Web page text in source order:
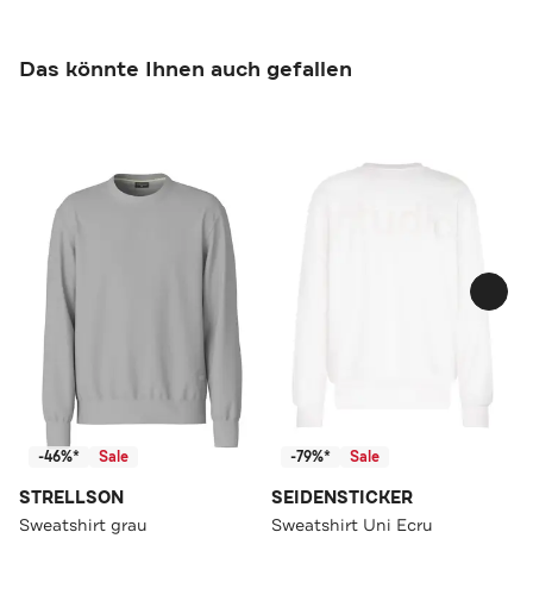
Das könnte Ihnen auch gefallen
-46%* Sale
STRELLSON
Sweatshirt grau
-79%* Sale
SEIDENSTICKER
Sweatshirt Uni Ecru